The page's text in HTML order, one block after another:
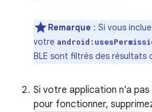
Remarque : Si vous
votre
BLE sont filtrés des résultats
Si votre application n'a
pour fonctionner,